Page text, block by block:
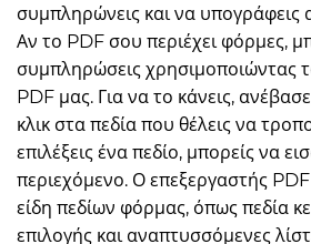
συμπληρώνεις και να υπογράφεις
Αν το PDF σου περιέχει φόρμες,
συμπληρώσεις χρησιμοποιώντας
PDF μας. Για να το κάνεις,
κλικ στα πεδία που θέλεις να
επιλέξεις ένα πεδίο, μπορείς να
περιεχόμενο. Ο επεξεργαστής
είδη πεδίων φόρμας, όπως πεδία
επιλογής και αναπτυσσόμενες